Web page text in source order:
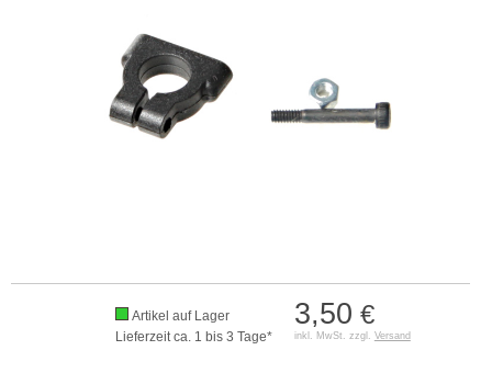
3,50 €
inkl. MwSt. zzgl. Versand
Artikel auf Lager
Lieferzeit ca. 1 bis 3 Tage*